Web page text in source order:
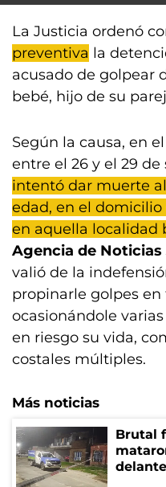
La Justicia ordenó
preventiva la
acusado de golpear
bebé, hijo de su
Según la causa, en
entre el 26 y el 29
intentó dar muerte
edad, en el
en aquella localidad
Agencia de Noticias
valió de la
propinarle golpes
ocasionándole
en riesgo su vida,
costales múltiples.
Más noticias
Brutal